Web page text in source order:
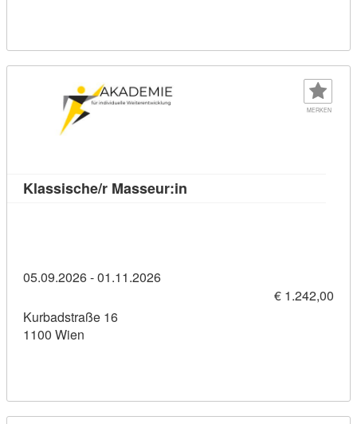
MERKEN
Klassische/r Masseur:in
05.09.2026 - 01.11.2026
€ 1.242,00
Kurbadstraße 16
1100 Wien